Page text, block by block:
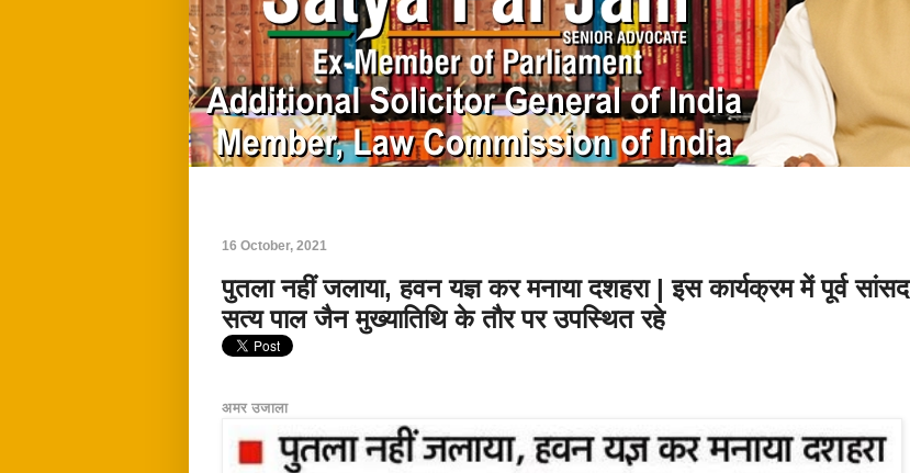
16 October, 2021
पुतला नहीं जलाया, हवन यज्ञ कर मनाया दशहरा | इस कार्यक्रम में पूर्व सांसद
सत्य पाल जैन मुख्यातिथि के तौर पर उपस्थित रहे
अमर उजाला